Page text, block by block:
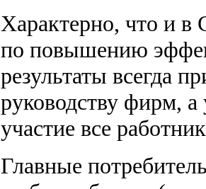
Характерно, что и
по повышению
результаты всегда
руководству фирм,
участие все
Главные